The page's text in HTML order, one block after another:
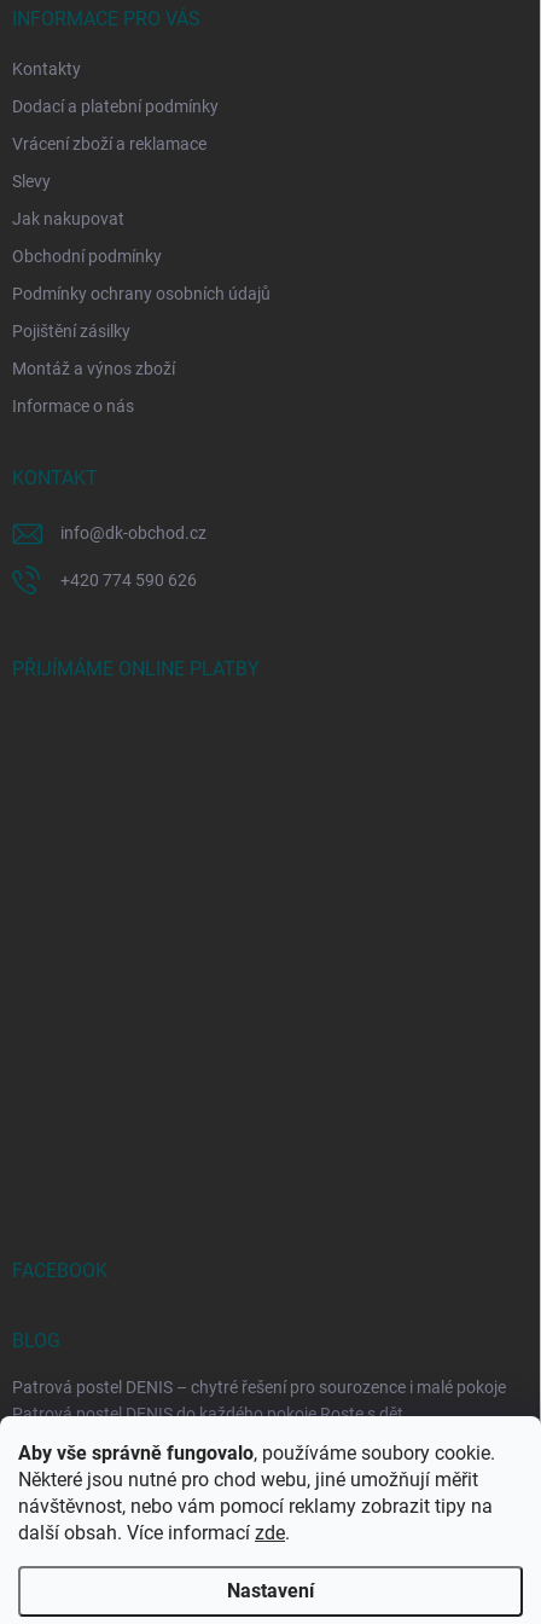
Aby vše správně fungovalo, používáme soubory cookie.
Některé jsou nutné pro chod webu, jiné umožňují měřit
návštěvnost, nebo vám pomocí reklamy zobrazit tipy na
další obsah. Více informací zde.
Nastavení
INFORMACE PRO VÁS
Kontakty
Dodací a platební podmínky
Vrácení zboží a reklamace
Slevy
Jak nakupovat
Obchodní podmínky
Podmínky ochrany osobních údajů
Pojištění zásilky
Montáž a výnos zboží
Informace o nás
KONTAKT
info@dk-obchod.cz
+420 774 590 626
PŘIJÍMÁME ONLINE PLATBY
FACEBOOK
BLOG
Patrová postel DENIS – chytré řešení pro sourozence i malé pokoje
Patrová postel DENIS do každého pokoje Roste s dět...
Rozkládací postele RELAX – ideální řešení pro malé prostory i
každodenní spaní
Rozkládací postel, která se přizpůsobí vašemu živo...